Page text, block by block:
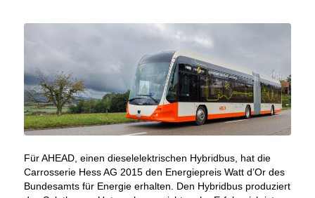
Für AHEAD, einen dieselelektrischen Hybridbus, hat die
Carrosserie Hess AG 2015 den Energiepreis Watt d’Or des
Bundesamts für Energie erhalten. Den Hybridbus produziert